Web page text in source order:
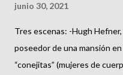
junio 30, 2021
Tres escenas: -Hugh
poseedor de una mansión
“conejitas” (mujeres de